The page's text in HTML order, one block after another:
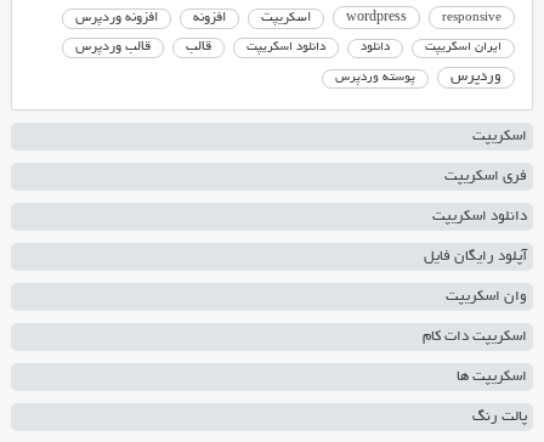
responsive
wordpress اسکریپت افزونه افزونه وردپرس
ایران اسکریپت دانلود دانلود اسکریپت قالب قالب وردپرس
وردپرس پوسته وردپرس
اسکریپت
فری اسکریپت
دانلود اسکریپت
آپلود رایگان فایل
وان اسکریپت
اسکریپت دات کام
اسکریپت ها
پالت رنگ